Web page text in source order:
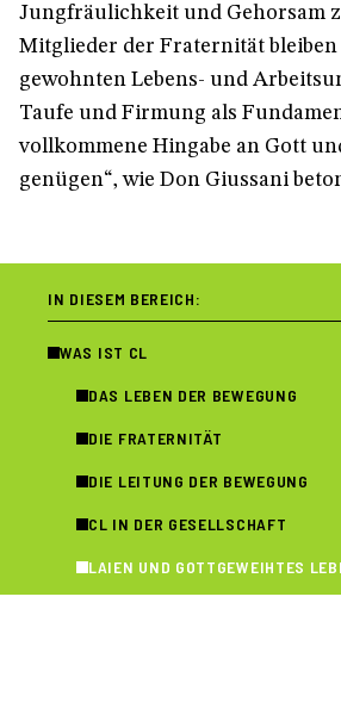
Jungfräulichkeit und Gehorsam
Mitglieder der Fraternität
gewohnten Lebens- und
Taufe und Firmung als
vollkommene Hingabe an Gott
genügen“, wie Don Giussani
IN DIESEM BEREICH:
WAS IST CL
DAS LEBEN DER BEWEGUNG
DIE FRATERNITÄT
DIE LEITUNG DER BEWEGUNG
CL IN DER GESELLSCHAFT
LAIEN UND GOTTGEWEIHTES